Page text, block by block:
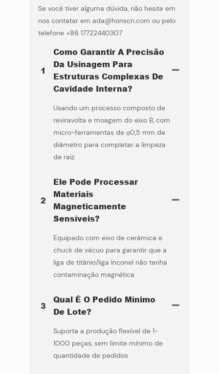
Se você tiver alguma dúvida, não hesite em
nos contatar em ada@honscn.com ou pelo
telefone +86 17722440307
1
Como Garantir A Precisão
Da Usinagem Para
Estruturas Complexas De
Cavidade Interna?
Usando um processo composto de
reviravolta e moagem do eixo B, com
micro-ferramentas de φ0,5 mm de
diâmetro para completar a limpeza
de raiz
2
Ele Pode Processar
Materiais
Magneticamente
Sensíveis?
Equipado com eixo de cerâmica e
chuck de vácuo para garantir que a
liga de titânio/liga Inconel não tenha
contaminação magnética
3
Qual É O Pedido Mínimo
De Lote?
Suporta a produção flexível de 1-
1000 peças, sem limite mínimo de
quantidade de pedidos